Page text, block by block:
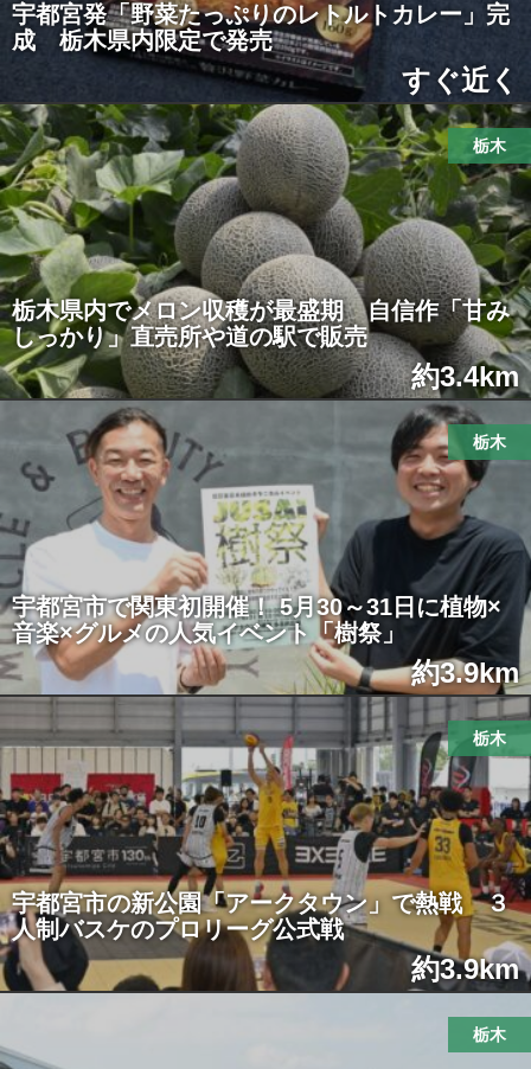
宇都宮発「野菜たっぷりのレトルトカレー」完
成 栃木県内限定で発売
すぐ近く
栃木
栃木県内でメロン収穫が最盛期 自信作「甘み
しっかり」直売所や道の駅で販売
約3.4km
栃木
宇都宮市で関東初開催！ 5月30～31日に植物×
音楽×グルメの人気イベント「樹祭」
約3.9km
栃木
宇都宮市の新公園「アークタウン」で熱戦 ３
人制バスケのプロリーグ公式戦
約3.9km
栃木